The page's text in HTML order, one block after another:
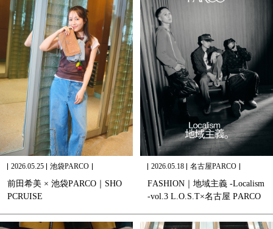
2026.05.25 池袋PARCO
前田希美 × 池袋PARCO｜ SHO
PCRUISE
2026.05.18 名古屋PARCO
FASHION｜ 地域主義 -Localism
-vol 3 L O. S T×名古屋 PARCO